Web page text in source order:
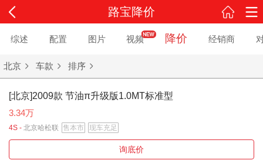
路宝降价
综述 配置 图片 视频 降价 经销商
北京 车款 排序
[北京]2009款 节油π升级版1.0MT标准型
3.34万
4S - 北京哈松联 售本市 现车充足
询底价